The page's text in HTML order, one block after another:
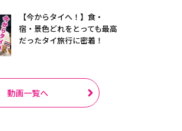
【今からタイへ！】食・
宿・景色どれをとっても最高
だったタイ旅行に密着！
動画一覧へ